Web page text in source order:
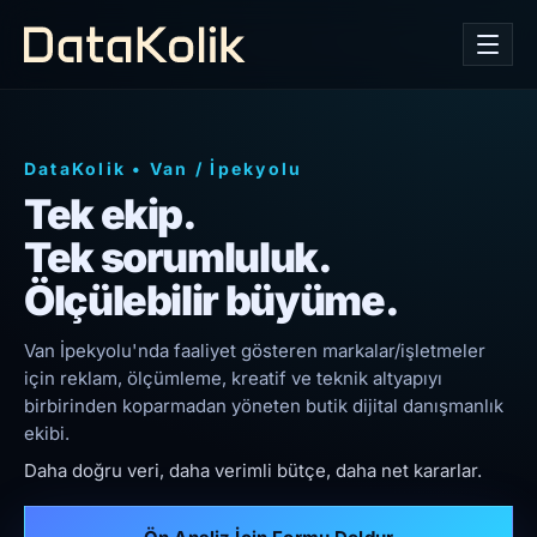
DataKolik • Van / İpekyolu
Tek ekip.
Tek sorumluluk.
Ölçülebilir büyüme.
Van İpekyolu'nda faaliyet gösteren markalar/işletmeler
için reklam, ölçümleme, kreatif ve teknik altyapıyı
birbirinden koparmadan yöneten butik dijital danışmanlık
ekibi.
Daha doğru veri, daha verimli bütçe, daha net kararlar.